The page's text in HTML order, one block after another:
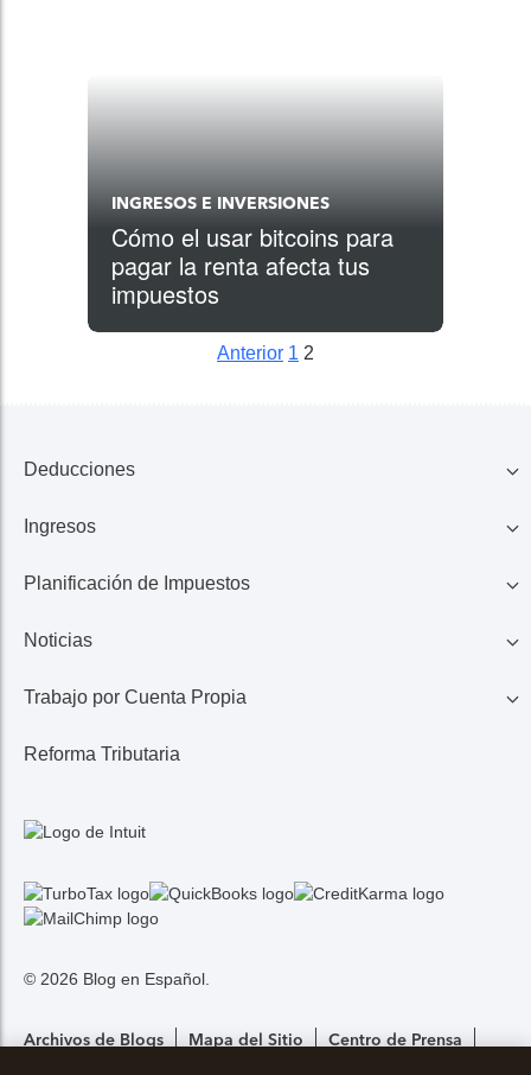
INGRESOS E INVERSIONES
Cómo el usar bitcoins para
pagar la renta afecta tus
impuestos
Anterior 1 2
Deducciones
Familia
Educación
Ingresos
401K, IRA, Acciones
Ingresos de Negocio
Planificación de Impuestos
Ahorros
Calculadora de Impuestos
Noticias
Lo Último en Impuestos
Noticias TurboTax
Trabajo por Cuenta Propia
1099 MISC/K
Gastos
Reforma Tributaria
© 2026 Blog en Español.
Archivos de Blogs Mapa del Sitio Centro de Prensa